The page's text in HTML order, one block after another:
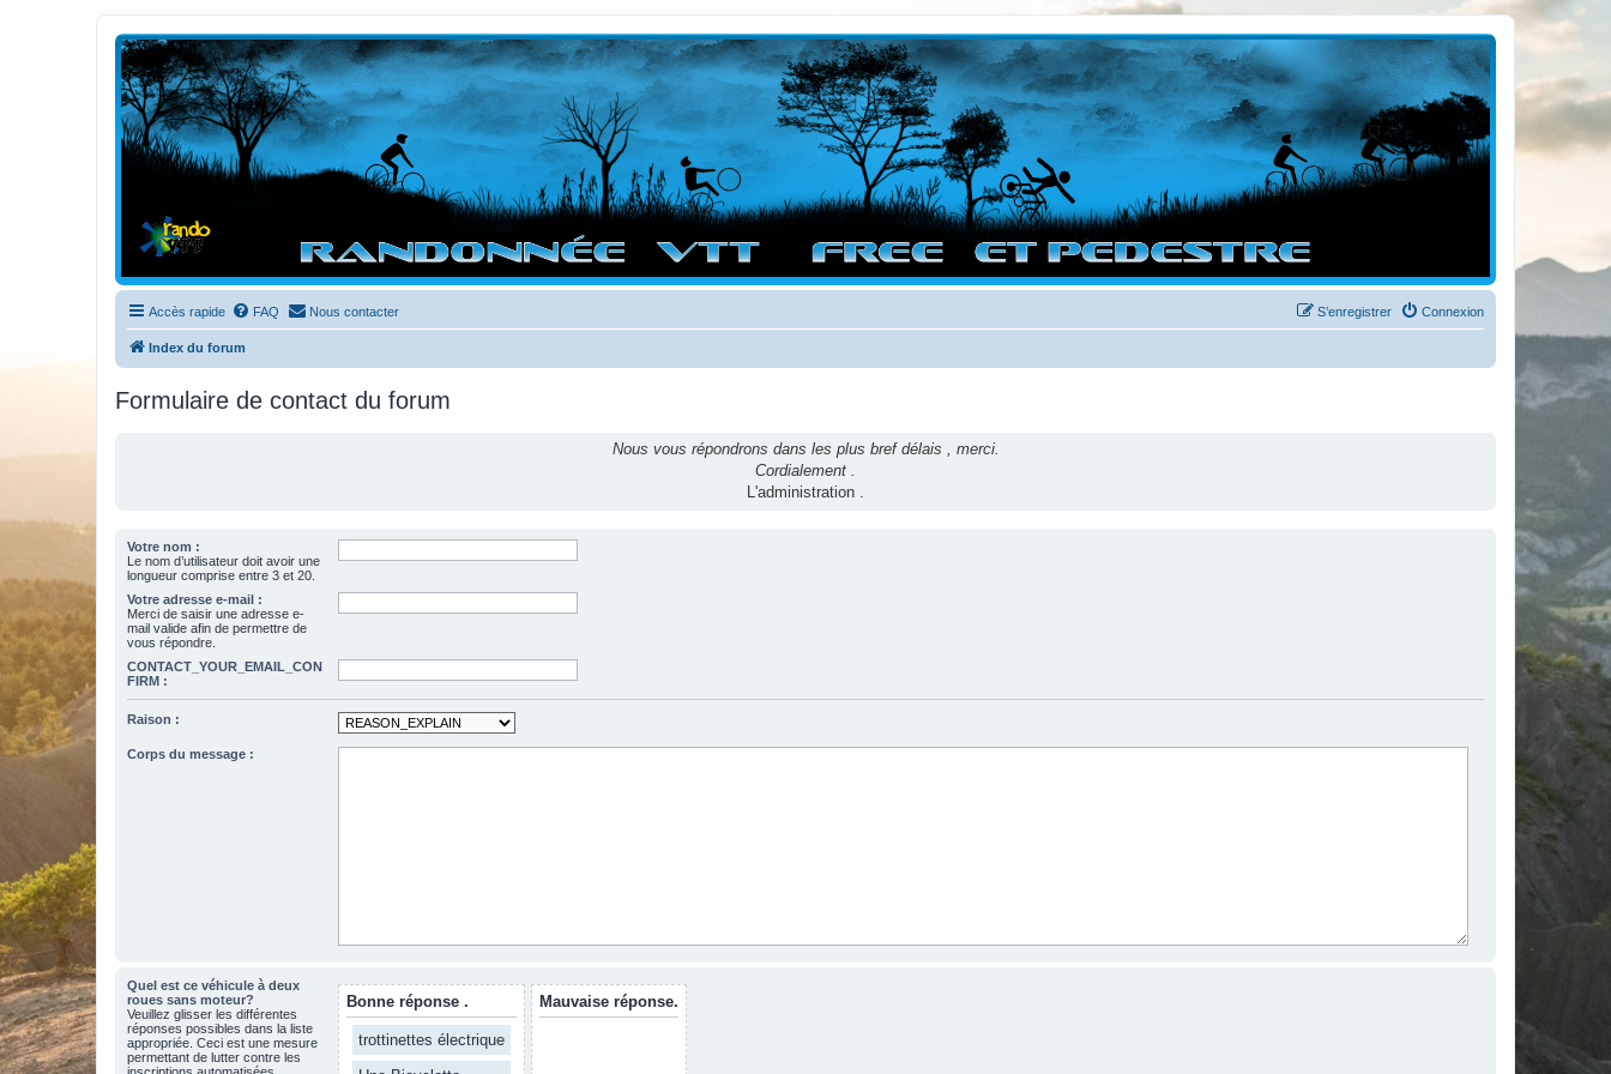
Randovttfree.fr
Bienvenue sur le site des randos vtt et pédestre de Bretagne . Bonne navigation sur le site et bonnes randos dans l'Ouest !
Accès rapide FAQ Nous contacter Connexion
S’enregistrer
Index du forum
Formulaire de contact du forum
Nous vous répondrons dans les plus bref délais , merci.
Cordialement .
L'administration .
Votre nom :
Le nom d’utilisateur doit avoir une
longueur comprise entre 3 et 20.
Votre adresse e-mail :
Merci de saisir une adresse e-
mail valide afin de permettre de
vous répondre.
CONTACT_YOUR_EMAIL_CON
FIRM :
Raison :
Corps du message :
Quel est ce véhicule à deux
roues sans moteur?
Veuillez glisser les différentes
réponses possibles dans la liste
appropriée. Ceci est une mesure
permettant de lutter contre les
Bonne réponse .
trottinettes électrique
Mauvaise réponse.